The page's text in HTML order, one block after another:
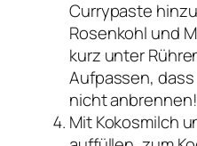
Currypaste
Rosenkohl und
kurz unter
Aufpassen,
nicht anbrennen!
Mit Kokosmilch